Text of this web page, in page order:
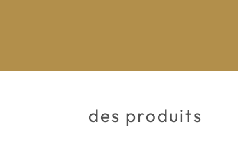
des produits